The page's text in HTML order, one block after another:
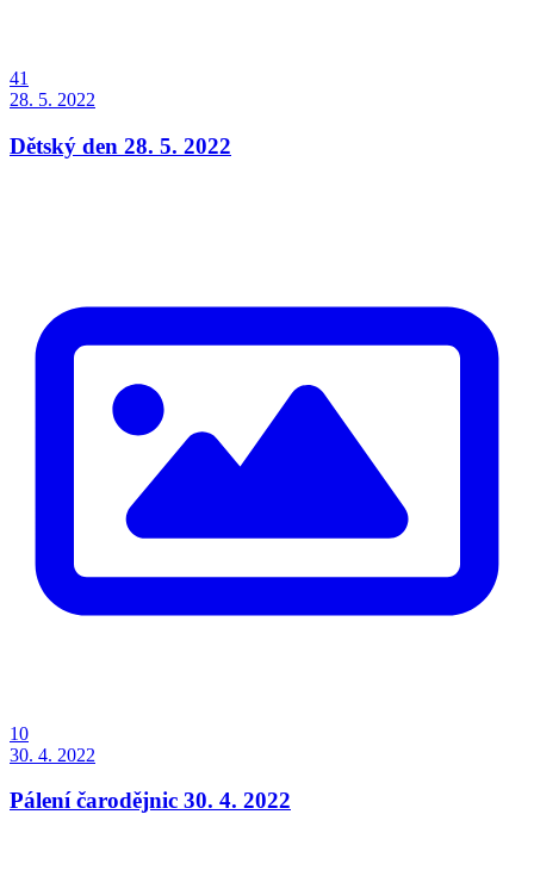
41
28. 5. 2022
Dětský den 28. 5. 2022
10
30. 4. 2022
Pálení čarodějnic 30. 4. 2022